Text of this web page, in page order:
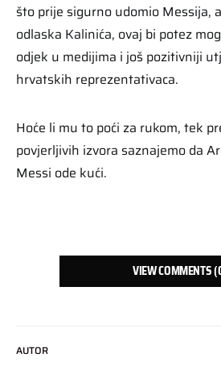
AUTOR
što prije sigurno udomio Messija,
odlaska Kalinića, ovaj bi potez
odjek u medijima i još pozitivniji
hrvatskih reprezentativaca.
Hoće li mu to poći za rukom, tek
povjerljivih izvora saznajemo da
Messi ode kući.
VIEW COMMENTS